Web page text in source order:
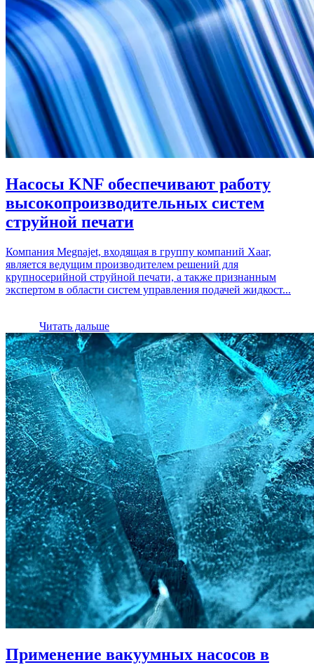
Насосы KNF обеспечивают работу
высокопроизводительных систем
струйной печати
Компания Megnajet, входящая в группу компаний Xaar,
является ведущим производителем решений для
крупносерийной струйной печати, а также признанным
экспертом в области систем управления подачей жидкост...
Читать дальше
Применение вакуумных насосов в